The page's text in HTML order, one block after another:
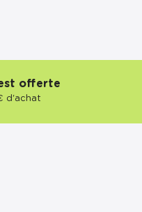
offerte
d'achat